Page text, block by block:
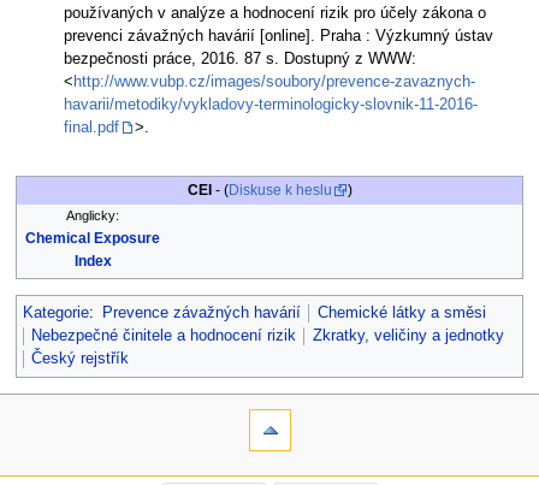
používaných v analýze a hodnocení rizik pro účely zákona o
prevenci závažných havárií [online]. Praha : Výzkumný ústav
bezpečnosti práce, 2016. 87 s. Dostupný z WWW:
< http://www.vubp.cz/images/soubory/prevence-zavaznych-
havarii/metodiky/vykladovy-terminologicky-slovnik-11-2016-
final.pdf
>.
CEI - (Diskuse k heslu )
Anglicky:
Chemical Exposure
Index
Kategorie: Prevence závažných havárií
Chemické látky a směsi
Nebezpečné činitele a hodnocení rizik
Zkratky, veličiny a jednotky
Český rejstřík